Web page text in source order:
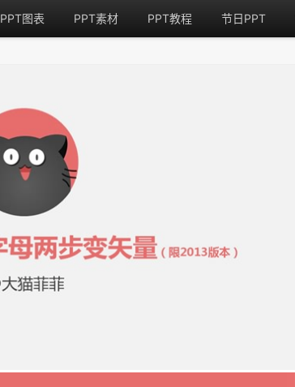
PPT图表 PPT素材 PPT教程 节日PPT